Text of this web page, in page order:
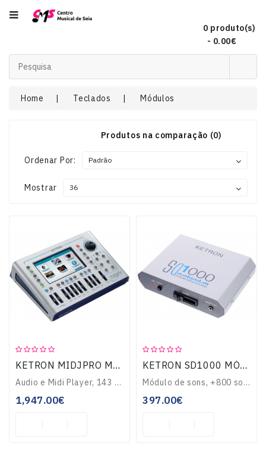
- 0.00€
Categoria
Acordeões
LUZ
Guitarras
Instrumentos
De
Home Teclados Módulos
Produtos na comparação (0)
Ordenar Por:
Mostrar
KETRON MIDJPRO MÓDULO
Audio e Midi Player, 143 ritmos, +500 sons, 47 sets de bateria, 267 loops audio, input microfone e guitarra, vocalizer, juke box, secção dj, memória interna 16G..
1,947.00€
KETRON SD1000 MÓDULO
Módulo de sons, +800 sons, 248 loops audio de ritmos, polifonia 128 vozes, processador de efeitos DSP, peso 0.5kg...
397.00€